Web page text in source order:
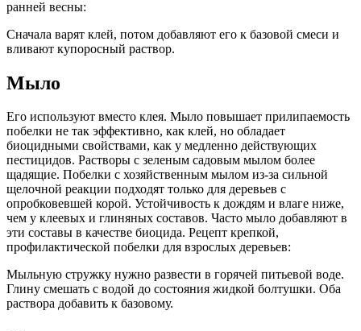
ранней весны:
Сначала варят клей, потом добавляют его к базовой смеси и
вливают купоросный раствор.
Мыло
Его используют вместо клея. Мыло повышает прилипаемость
побелки не так эффективно, как клей, но обладает
биоцидными свойствами, как у медленно действующих
пестицидов. Растворы с зеленым садовым мылом более
щадящие. Побелки с хозяйственным мылом из-за сильной
щелочной реакции подходят только для деревьев с
опробковевшей корой. Устойчивость к дождям и влаге ниже,
чем у клеевых и глиняных составов. Часто мыло добавляют в
эти составы в качестве биоцида. Рецепт крепкой,
профилактической побелки для взрослых деревьев:
Мыльную стружку нужно развести в горячей питьевой воде.
Глину смешать с водой до состояния жидкой болтушки. Оба
раствора добавить к базовому.